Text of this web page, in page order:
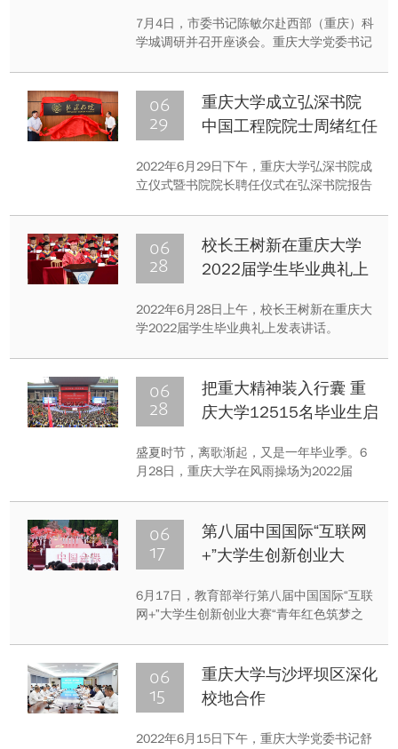
7月4日，市委书记陈敏尔赴西部（重庆）科
学城调研并召开座谈会。重庆大学党委书记
06
29
重庆大学成立弘深书院
中国工程院院士周绪红任
2022年6月29日下午，重庆大学弘深书院成
立仪式暨书院院长聘任仪式在弘深书院报告
红，校党委副书记冯业栋，校长助理、虎溪
校区管委会主任饶劲松等出席仪式。仪式由
本科生院院长李正良主持。
06
28
校长王树新在重庆大学
2022届学生毕业典礼上
2022年6月28日上午，校长王树新在重庆大
学2022届学生毕业典礼上发表讲话。
06
28
把重大精神装入行囊 重
庆大学12515名毕业生启
盛夏时节，离歌渐起，又是一年毕业季。6
月28日，重庆大学在风雨操场为2022届
恩师、同窗的眷恋不舍，全体毕业生聆听了
校长、中国工程院院士王树新以“传承重大精
神，勇做开路先锋和事业闯将”为题的“最后
06
17
第八届中国国际“互联网
+”大学生创新创业大
动正式启动
6月17日，教育部举行第八届中国国际“互联
网+”大学生创新创业大赛“青年红色筑梦之
部党组成员、副部长钟登华授旗。
06
15
重庆大学与沙坪坝区深化
校地合作
2022年6月15日下午，重庆大学党委书记舒